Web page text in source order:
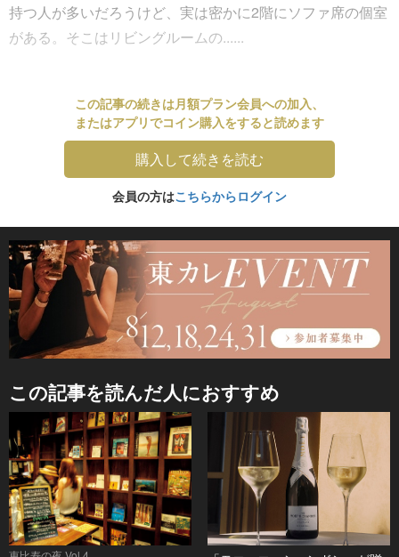
持つ人が多いだろうけど、実は密かに2階にソファ席の個室
がある。そこはリビングルームの......
この記事の続きは月額プラン会員への加入、
またはアプリでコイン購入をすると読めます
購入して続きを読む
会員の方はこちらからログイン
この記事を読んだ人におすすめ